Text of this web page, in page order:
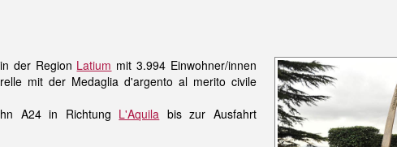
der Region Latium mit 3.994 Einwohner/innen
mit der Medaglia d'argento al merito civile
A24 in Richtung L'Aquila bis zur Ausfahrt